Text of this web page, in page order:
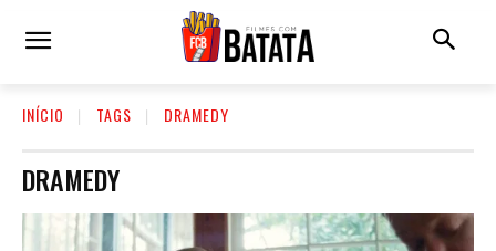
INÍCIO TAGS DRAMEDY
DRAMEDY